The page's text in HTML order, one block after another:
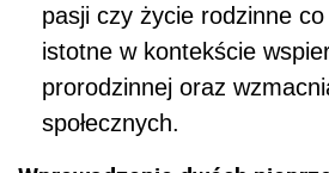
pasji czy życie rodzinne
istotne w kontekście
prorodzinnej oraz
społecznych.